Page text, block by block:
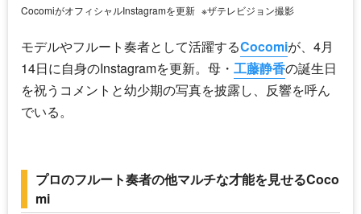
CocomiがオフィシャルInstagramを更新 ※ザテレビジョン撮影
モデルやフルート奏者として活躍するCocomiが、4月
14日に自身のInstagramを更新。母・ 工藤静香の誕生日
を祝うコメントと幼少期の写真を披露し、反響を呼ん
でいる。
プロのフルート奏者の他マルチな才能を見せるCoco
mi